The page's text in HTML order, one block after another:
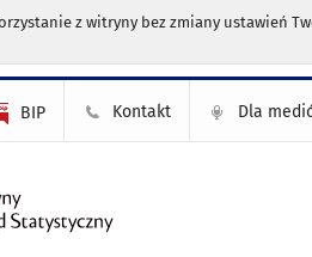
z witryny bez zmiany ustawień
BIP Kontakt Dla